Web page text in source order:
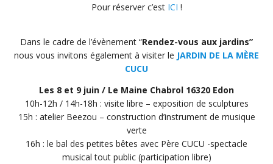
Pour réserver c’est ICI !
Dans le cadre de l’évènement “Rendez-vous aux jardins”
nous vous invitons également à visiter le JARDIN DE LA MÈRE
CUCU
Les 8 et 9 juin / Le Maine Chabrol 16320 Edon
10h-12h / 14h-18h : visite libre – exposition de sculptures
15h : atelier Beezou – construction d’instrument de musique
verte
16h : le bal des petites bêtes avec Père CUCU -spectacle
musical tout public (participation libre)